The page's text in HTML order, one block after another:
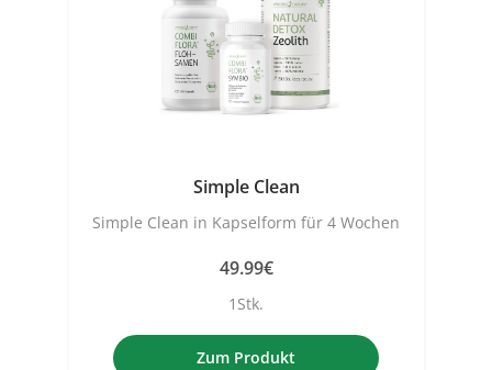
Simple Clean
Simple Clean in Kapselform für 4 Wochen
49.99€
1Stk.
Zum Produkt